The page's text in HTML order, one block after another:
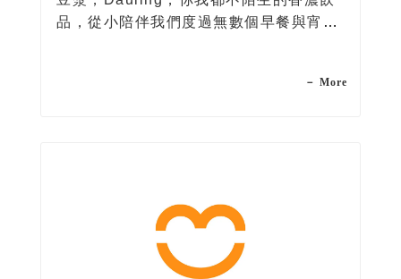
品，從小陪伴我們度過無數個早餐與宵
因，而元初的創辦人蔡明儒正是這其中一
－ More